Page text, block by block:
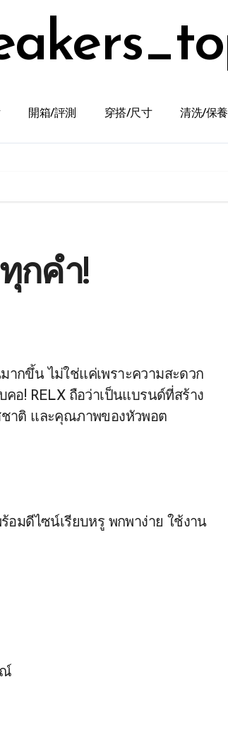
開箱/評測 穿搭/尺寸 清洗/保養
กคำ!
กขึ้น ไม่ใช่แค่เพราะความสะดวก
อ! RELX ถือว่าเป็นแบรนด์ที่สร้าง
ชาติ และคุณภาพของหัวพอต
อมดีไซน์เรียบหรู พกพาง่าย ใช้งาน
ณ์